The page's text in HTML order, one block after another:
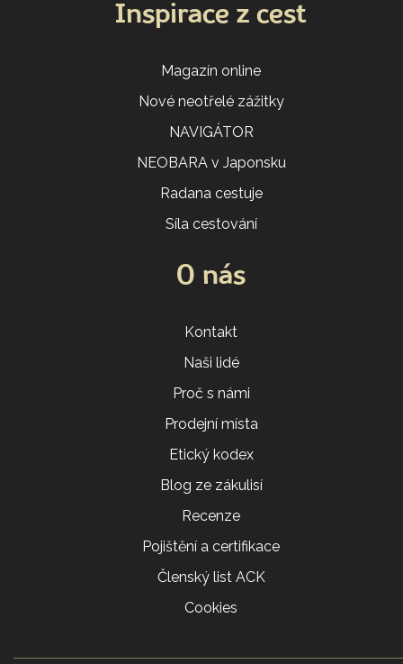
Inspirace z cest
Magazín online
Nové neotřelé zážitky
NAVIGÁTOR
NEOBARA v Japonsku
Radana cestuje
Síla cestování
O nás
Kontakt
Naši lidé
Proč s námi
Prodejní místa
Etický kodex
Blog ze zákulisí
Recenze
Pojištění a certifikace
Členský list ACK
Cookies